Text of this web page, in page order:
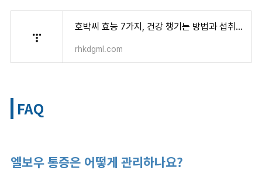
호박씨 효능 7가지, 건강 챙기는 방법과 섭취 팁
rhkdgml.com
FAQ
엘보우 통증은 어떻게 관리하나요?